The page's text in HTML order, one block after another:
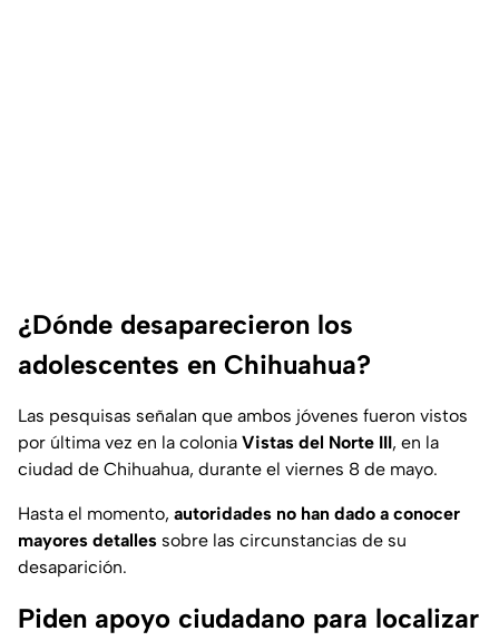
¿Dónde desaparecieron los
adolescentes en Chihuahua?
Las pesquisas señalan que ambos jóvenes fueron vistos
por última vez en la colonia Vistas del Norte III, en la
ciudad de Chihuahua, durante el viernes 8 de mayo.
Hasta el momento, autoridades no han dado a conocer
mayores detalles sobre las circunstancias de su
desaparición.
Piden apoyo ciudadano para localizar